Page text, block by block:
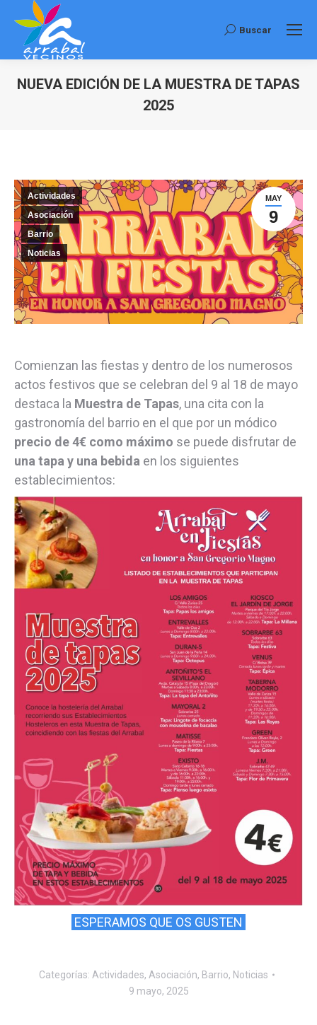
Buscar:
Buscar
NUEVA EDICIÓN DE LA MUESTRA DE TAPAS
2025
MAY
9
Actividades
Asociación
Barrio
Noticias
Comienzan las fiestas y dentro de los numerosos
actos festivos que se celebran del 9 al 18 de mayo
destaca la Muestra de Tapas, una cita con la
gastronomía del barrio en el que por un módico
precio de 4€ como máximo se puede disfrutar de
una tapa y una bebida en los siguientes
establecimientos:
ESPERAMOS QUE OS GUSTEN
Categorías: Actividades, Asociación, Barrio, Noticias
9 mayo, 2025